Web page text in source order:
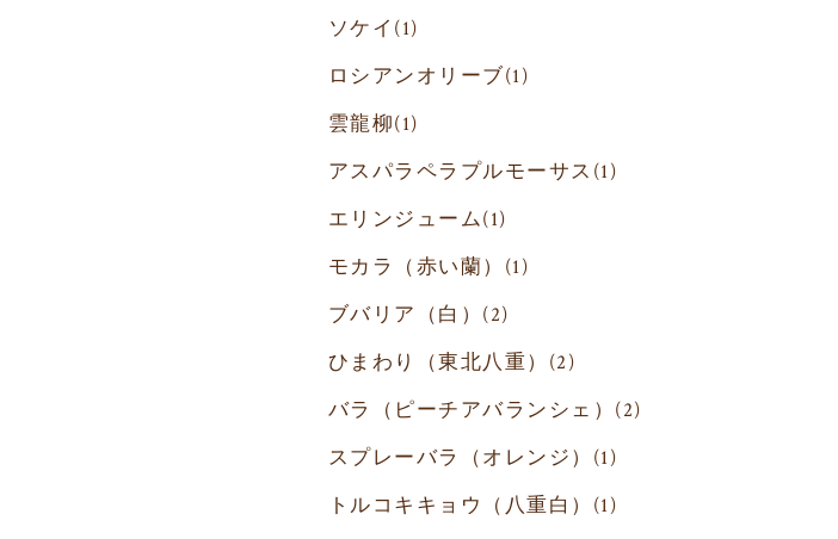
ソケイ (1)
ロシアンオリーブ(1)
雲龍柳(1)
アスパラペラプルモーサス (1)
エリンジューム(1)
モカラ（赤い蘭） (1)
ブバリア（白） (2)
ひまわり（東北八重） (2)
バラ（ピーチアバランシェ） (2)
スプレーバラ（オレンジ） (1)
トルコキキョウ（八重白） (1)